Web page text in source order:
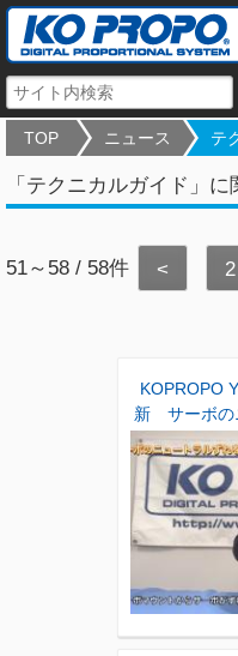
TOP ニュース テ
「テクニカルガイド」
51～58 / 58件 < 2
KOPROPO
新 サーボの
防